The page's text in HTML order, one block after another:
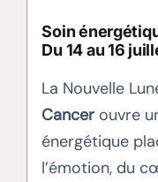
Soin
Du 14 au 16
La Nouvelle
Cancer ouvre
énergétique
l’émotion, du